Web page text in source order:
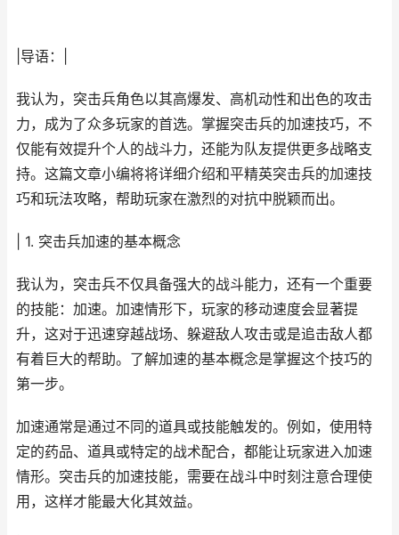
|导语：|
我认为，突击兵角色以其高爆发、高机动性和出色的攻击
力，成为了众多玩家的首选。掌握突击兵的加速技巧，不
仅能有效提升个人的战斗力，还能为队友提供更多战略支
持。这篇文章小编将将详细介绍和平精英突击兵的加速技
巧和玩法攻略，帮助玩家在激烈的对抗中脱颖而出。
| 1. 突击兵加速的基本概念
我认为，突击兵不仅具备强大的战斗能力，还有一个重要
的技能：加速。加速情形下，玩家的移动速度会显著提
升，这对于迅速穿越战场、躲避敌人攻击或是追击敌人都
有着巨大的帮助。了解加速的基本概念是掌握这个技巧的
第一步。
加速通常是通过不同的道具或技能触发的。例如，使用特
定的药品、道具或特定的战术配合，都能让玩家进入加速
情形。突击兵的加速技能，需要在战斗中时刻注意合理使
用，这样才能最大化其效益。